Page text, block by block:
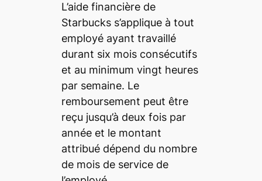
L’aide financière de
Starbucks s’applique à tout
employé ayant travaillé
durant six mois consécutifs
et au minimum vingt heures
par semaine. Le
remboursement peut être
reçu jusqu’à deux fois par
année et le montant
attribué dépend du nombre
de mois de service de